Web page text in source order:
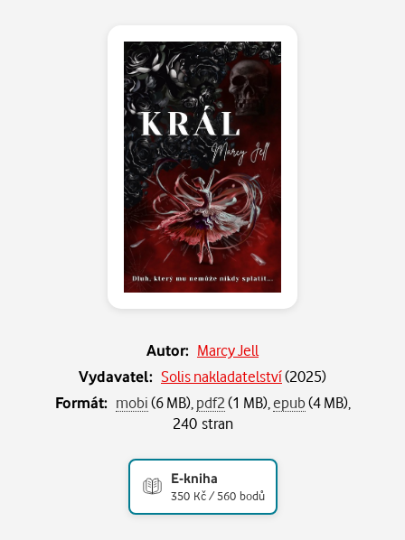
Autor: Marcy Jell
Vydavatel: Solis nakladatelství(2025)
Formát: mobi(6 MB), pdf2(1 MB), epub(4 MB),
240 stran
E-kniha
350 Kč / 560 bodů